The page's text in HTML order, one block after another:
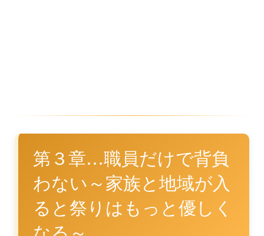
第３章…職員だけで背負
わない～家族と地域が入
ると祭りはもっと優しく